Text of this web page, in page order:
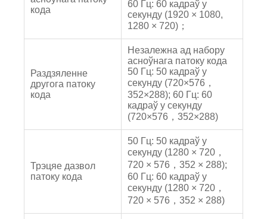
кода
60 Гц: 60 кадраў у
секунду (1920 × 1080,
1280 × 720)；
Раздзяленне
другога патоку
кода
Незалежна ад набору
асноўнага патоку кода
50 Гц: 50 кадраў у
секунду (720×576，
352×288); 60 Гц: 60
кадраў у секунду
(720×576，352×288)
Трэцяе дазвол
патоку кода
50 Гц: 50 кадраў у
секунду (1280 × 720，
720 × 576，352 × 288);
60 Гц: 60 кадраў у
секунду (1280 × 720，
720 × 576，352 × 288)